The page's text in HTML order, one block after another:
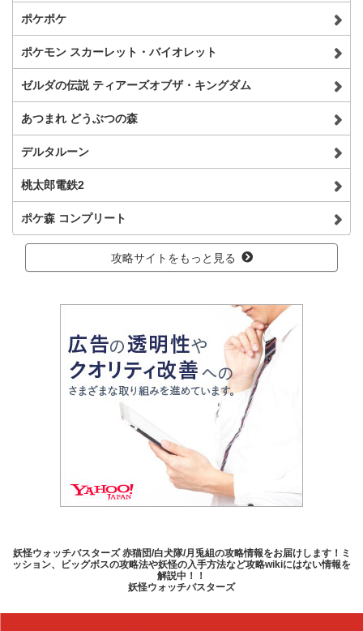
ポケポケ
ポケモン スカーレット・バイオレット
ゼルダの伝説 ティアーズオブザ・キングダム
あつまれ どうぶつの森
デルタルーン
桃太郎電鉄2
ポケ森 コンプリート
攻略サイトをもっと見る
妖怪ウォッチバスターズ 赤猫団/白犬隊/月兎組の攻略情報をお届けします！ミ
ッション、ビッグボスの攻略法や妖怪の入手方法など攻略wikiにはない情報を
解説中！！
妖怪ウォッチバスターズ